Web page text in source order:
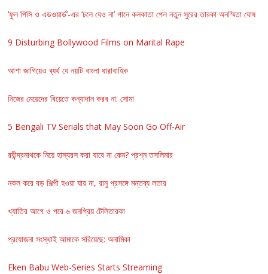
‘ফুল পিসি ও এডওয়ার্ড’-এর ‘চলে যেও না’ গানে কলকাতা পেল নতুন সুরের তারকা অনস্মিতা ঘোষ
9 Disturbing Bollywood Films on Marital Rape
আশা জাগিয়েও ব্যর্থ যে নয়টি বাংলা ধারাবাহিক
নিজের মেয়েদের বিয়েতে কন্যাদান করব না: সোমা
5 Bengali TV Serials that May Soon Go Off-Air
রবীন্দ্রনাথকে নিয়ে হাস্যরস করা যাবে না কেন? প্রশ্ন তসলিমার
নকল করে বড় শিল্পী হওয়া যায় না, রানু প্রসঙ্গে মন্তব্য লতার
খ্যাতির আগে ও পরে ৬ জনপ্রিয় টেলিতারকা
প্রযোজনা সংস্থাই আমাকে সরিয়েছে: অনামিকা
Eken Babu Web-Series Starts Streaming